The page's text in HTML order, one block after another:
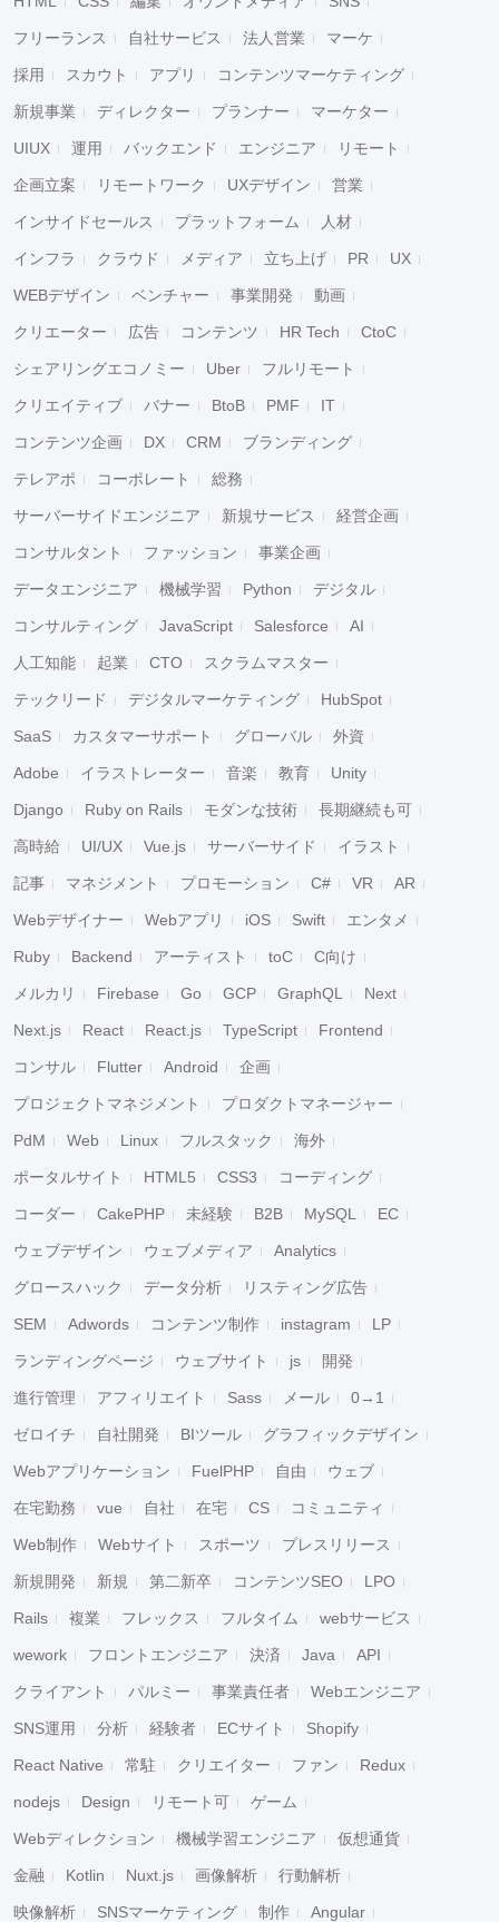
フリーランス 自社サービス 法人営業 マーケ
採用 スカウト アプリ コンテンツマーケティング
新規事業 ディレクター プランナー マーケター
UIUX 運用 バックエンド エンジニア リモート
企画立案 リモートワーク UXデザイン 営業
インサイドセールス プラットフォーム 人材
インフラ クラウド メディア 立ち上げ PR UX
WEBデザイン ベンチャー 事業開発 動画
クリエーター 広告 コンテンツ HR Tech CtoC
シェアリングエコノミー Uber フルリモート
クリエイティブ バナー BtoB PMF IT
コンテンツ企画 DX CRM ブランディング
テレアポ コーポレート 総務
サーバーサイドエンジニア 新規サービス 経営企画
コンサルタント ファッション 事業企画
データエンジニア 機械学習 Python デジタル
コンサルティング JavaScript Salesforce AI
人工知能 起業 CTO スクラムマスター
テックリード デジタルマーケティング HubSpot
SaaS カスタマーサポート グローバル 外資
Adobe イラストレーター 音楽 教育 Unity
Django Ruby on Rails モダンな技術 長期継続も可
高時給 UI/UX Vue.js サーバーサイド イラスト
記事 マネジメント プロモーション C# VR AR
Webデザイナー Webアプリ iOS Swift エンタメ
Ruby Backend アーティスト toC C向け
メルカリ Firebase Go GCP GraphQL Next
Next.js React React.js TypeScript Frontend
コンサル Flutter Android 企画
プロジェクトマネジメント プロダクトマネージャー
PdM Web Linux フルスタック 海外
ポータルサイト HTML5 CSS3 コーディング
コーダー CakePHP 未経験 B2B MySQL EC
ウェブデザイン ウェブメディア Analytics
グロースハック データ分析 リスティング広告
SEM Adwords コンテンツ制作 instagram LP
ランディングページ ウェブサイト js 開発
進行管理 アフィリエイト Sass メール 0→1
ゼロイチ 自社開発 BIツール グラフィックデザイン
Webアプリケーション FuelPHP 自由 ウェブ
在宅勤務 vue 自社 在宅 CS コミュニティ
Web制作 Webサイト スポーツ プレスリリース
新規開発 新規 第二新卒 コンテンツSEO LPO
Rails 複業 フレックス フルタイム webサービス
wework フロントエンジニア 決済 Java API
クライアント パルミー 事業責任者 Webエンジニア
SNS運用 分析 経験者 ECサイト Shopify
React Native 常駐 クリエイター ファン Redux
nodejs Design リモート可 ゲーム
Webディレクション 機械学習エンジニア 仮想通貨
金融 Kotlin Nuxt.js 画像解析 行動解析
映像解析 SNSマーケティング 制作 Angular